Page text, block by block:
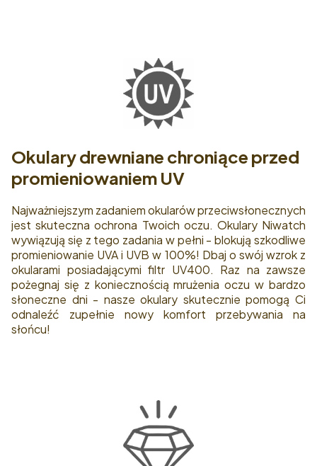
Okulary drewniane chroniące przed
promieniowaniem UV
Najważniejszym zadaniem okularów przeciwsłonecznych
jest skuteczna ochrona Twoich oczu. Okulary Niwatch
wywiązują się z tego zadania w pełni - blokują szkodliwe
promieniowanie UVA i UVB w 100%! Dbaj o swój wzrok z
okularami posiadającymi filtr UV400. Raz na zawsze
pożegnaj się z koniecznością mrużenia oczu w bardzo
słoneczne dni - nasze okulary skutecznie pomogą Ci
odnaleźć zupełnie nowy komfort przebywania na
słońcu!